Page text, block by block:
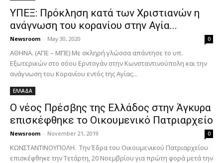
ΥΠΕΞ: Πρόκληση κατά των Χριστιανών η
ανάγνωση του κορανίου στην Αγία...
Newsroom - May 30, 2020 0
ΑΘΗΝΑ. (ΑΠΕ – ΜΠΕ) Με σκληρή γλώσσα απάντησε το υπ.
Εξωτερικών στο σόου Ερντογάν στην Κωνσταντινούπολη και την
ανάγνωση του Κορανίου εντός της Αγίας...
ΕΛΛΑΔΑ
Ο νέος Πρέσβης της Ελλάδος στην Άγκυρα
επισκέφθηκε το Οικουμενικό Πατριαρχείο
Newsroom - November 21, 2019 0
ΚΩΝΣΤΑΝΤΙΝΟΥΠΟΛΗ. Την Έδρα του Οικουμενικού Πατριαρχείου
επισκέφθηκε την Τετάρτη, 20 Νοεμβρίου για πρώτη φορά μετά την